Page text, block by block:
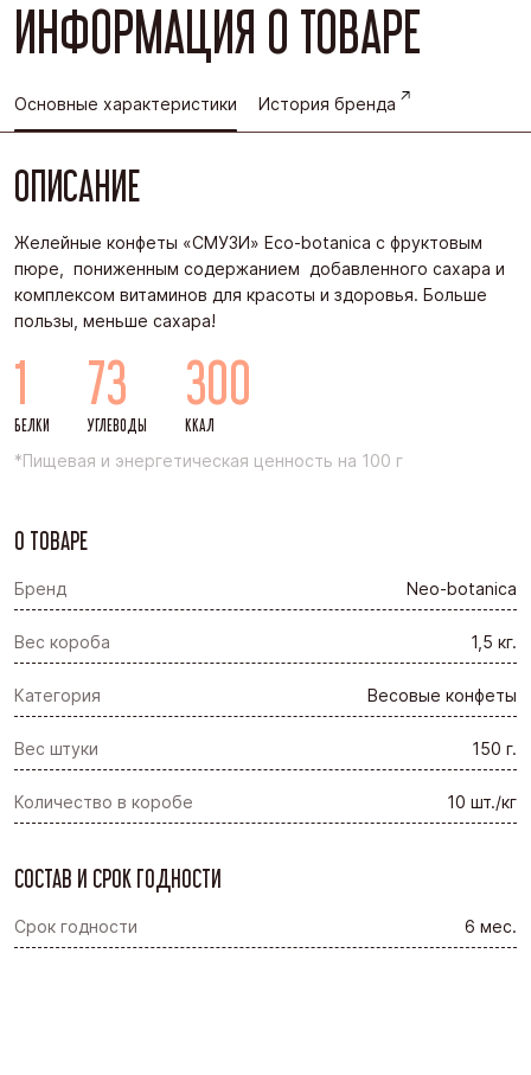
ИНФОРМАЦИЯ О ТОВАРЕ
Основные характеристики История бренда
ОПИСАНИЕ
Желейные конфеты «СМУЗИ» Eco-botanica с фруктовым
пюре, пониженным содержанием добавленного сахара и
комплексом витаминов для красоты и здоровья. Больше
пользы, меньше сахара!
1
БЕЛКИ
73
УГЛЕВОДЫ
300
ККАЛ
*Пищевая и энергетическая ценность на 100 г
О ТОВАРЕ
Бренд Neo-botanica
Вес короба 1,5 кг.
Категория Весовые конфеты
Вес штуки 150 г.
Количество в коробе 10 шт./кг
СОСТАВ И СРОК ГОДНОСТИ
Срок годности 6 мес.